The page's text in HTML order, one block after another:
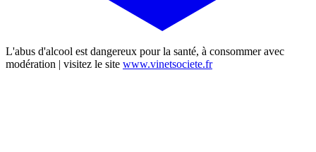
L'abus d'alcool est dangereux pour la santé, à consommer avec
modération | visitez le site www.vinetsociete.fr